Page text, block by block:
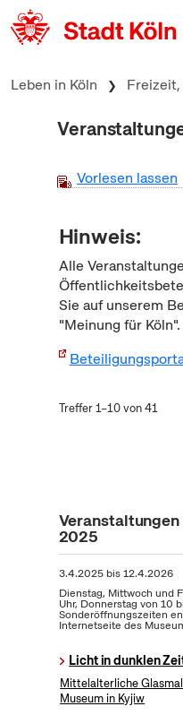
zum Inhalt springen
Leben in Köln
Vorlesen lassen
Hinweis:
Alle
Sie auf unserem
"Meinung für Köln".
Treffer 1–10 von 41
2025
3.4.2025bis12.4.2026
Dienstag, Mittwoch und
Uhr, Donnerstag von 10
Sonderöffnungszeiten
Internetseite des
Licht in dunklen
Mittelalterliche
Museum in Kyjiw